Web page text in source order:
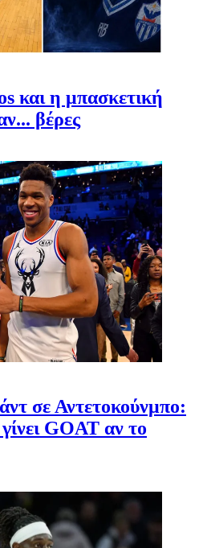
και η μπασκετική
βέρες
σε Αντετοκούνμπο:
GOAT αν το